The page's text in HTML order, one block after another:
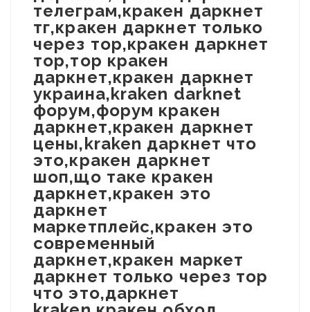
телеграм,кракен даркнет
тг,кракен даркнет только
через тор,кракен даркнет
тор,тор кракен
даркнет,кракен даркнет
украина,kraken darknet
форум,форум кракен
даркнет,кракен даркнет
цены,kraken даркнет что
это,кракен даркнет
шоп,що таке кракен
даркнет,кракен это
даркнет
маркетплейс,кракен это
современный
даркнет,кракен маркет
даркнет только через тор
что это,даркнет